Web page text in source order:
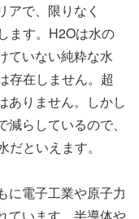
アで、限りなく
ます。H2Oは水の
ていない純粋な水
存在しません。超
ありません。しかし
らしているので、
といえます。
に電子工業や原子力